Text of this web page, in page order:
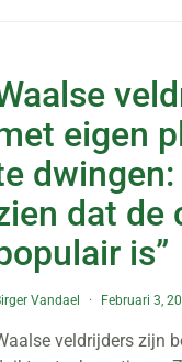
eigen
dwingen:
dat de
is”
Vandael Februari 3,
veldrijders zijn